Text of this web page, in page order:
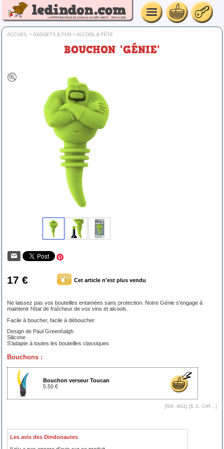
ACCUEIL > GADGETS & FUN > ALCOOL & FÊTE
BOUCHON 'GÉNIE'
17 € Cet article n'est plus vendu
Ne laissez pas vos bouteilles entamées sans protection. Notre Génie s'engage à
maintenir l'état de fraîcheur de vos vins et alcools.
Facile à boucher, facile à déboucher.
Design de Paul Greenhalgh
Silicone
S'adapte à toutes les bouteilles classiques
Bouchons :
Bouchon verseur Toucan
5.50 €
[Réf. 4611] [$, £, CHF...]
Les avis des Dindonautes